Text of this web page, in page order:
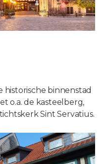
binnenstad
o.a. de kasteelberg,
Sint Servatius.